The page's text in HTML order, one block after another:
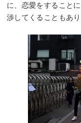
に、恋愛をすること
渉してくることもあり